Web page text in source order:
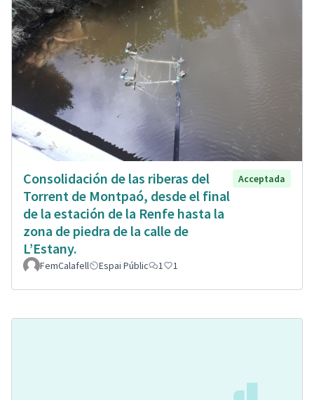
Consolidación de las riberas del
Torrent de Montpaó, desde el final
de la estación de la Renfe hasta la
zona de piedra de la calle de
L’Estany.
Acceptada
FemCalafell Espai Públic 1 1